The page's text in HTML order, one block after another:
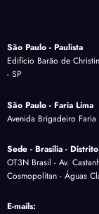
São Paulo - Paulista
Edifício Barão de
- SP
São Paulo - Faria Lima
Avenida Brigadeiro Faria
Sede - Brasília -
OT3N Brasil - Av.
Cosmopolitan - Águas
E-mails: